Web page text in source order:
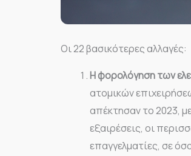
Οι 22 βασικότερες αλλαγές:
Η φορολόγηση των
ατομικών
απέκτησαν το 2023,
εξαιρέσεις, οι
επαγγελματίες, σε